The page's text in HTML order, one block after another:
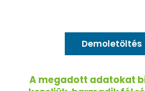
A megadott adatokat